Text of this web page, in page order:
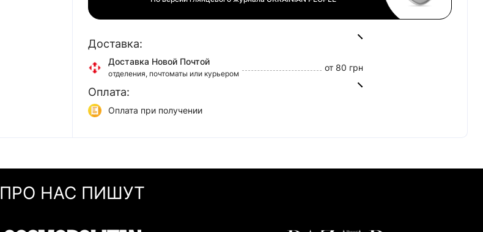
Доставка:
Доставка Новой Почтой
отделения, почтоматы или курьером
от 80 грн
Доставка Укр Почтой
Оплата:
Оплата при получении
Мгновенная рассрочка (Приват Банк)
Покупка частями (Моно Банк)
ПРО НАС ПИШУТ